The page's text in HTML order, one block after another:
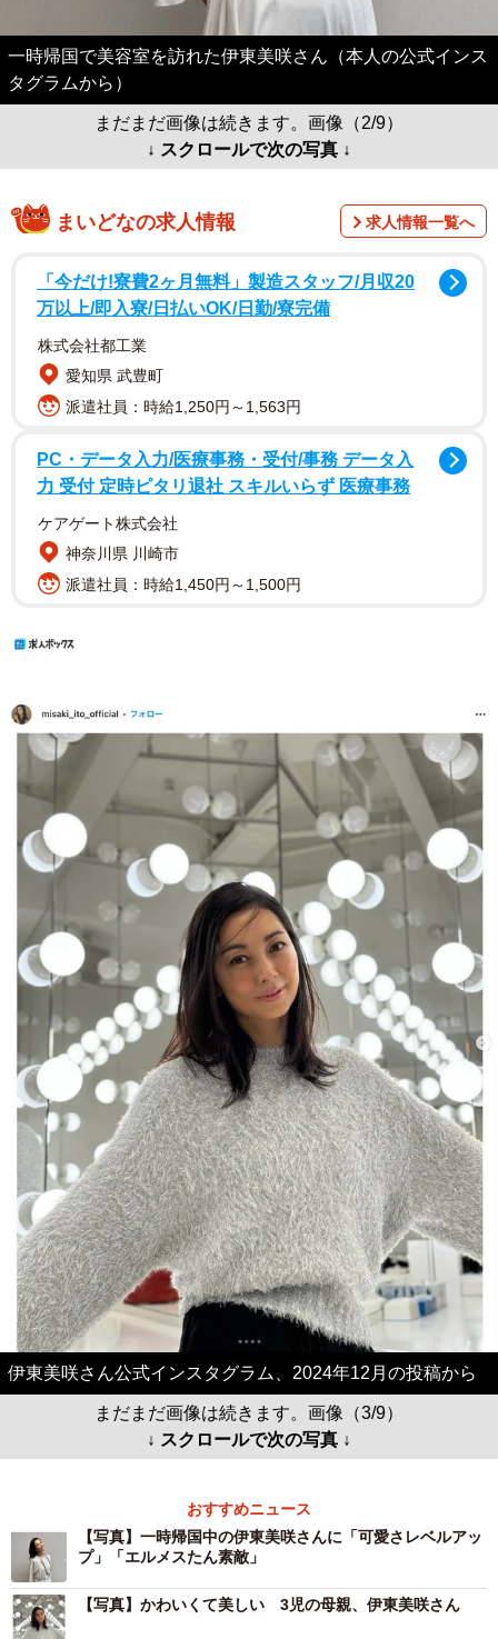
一時帰国で美容室を訪れた伊東美咲さん（本人の公式インス
タグラムから）
まだまだ画像は続きます。画像（2/9）
↓ スクロールで次の写真 ↓
まいどなの求人情報 求人情報一覧へ
「今だけ!寮費2ヶ月無料」製造スタッフ/月収20
万以上/即入寮/日払いOK/日勤/寮完備
株式会社都工業
愛知県 武豊町
派遣社員：時給1,250円～1,563円
PC・データ入力/医療事務・受付/事務 データ入
力 受付 定時ピタリ退社 スキルいらず 医療事務
ケアゲート株式会社
神奈川県 川崎市
派遣社員：時給1,450円～1,500円
伊東美咲さん公式インスタグラム、2024年12月の投稿から
まだまだ画像は続きます。画像（3/9）
↓ スクロールで次の写真 ↓
おすすめニュース
【写真】一時帰国中の伊東美咲さんに「可愛さレベルアッ
プ」「エルメスたん素敵」
【写真】かわいくて美しい 3児の母親、伊東美咲さん